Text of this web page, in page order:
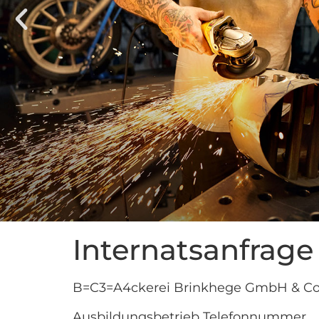
Internatsanfrage
B=C3=A4ckerei Brinkhege GmbH &